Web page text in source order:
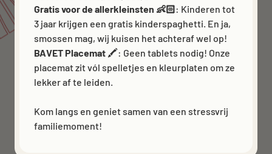
Gratis voor de allerkleinsten 👶🏻: Kinderen tot
3 jaar krijgen een gratis kinderspaghetti. En ja,
smossen mag, wij kuisen het achteraf wel op!
BAVET Placemat 🖍️: Geen tablets nodig! Onze
placemat zit vól spelletjes en kleurplaten om ze
lekker af te leiden.
Kom langs en geniet samen van een stressvrij
familiemoment!